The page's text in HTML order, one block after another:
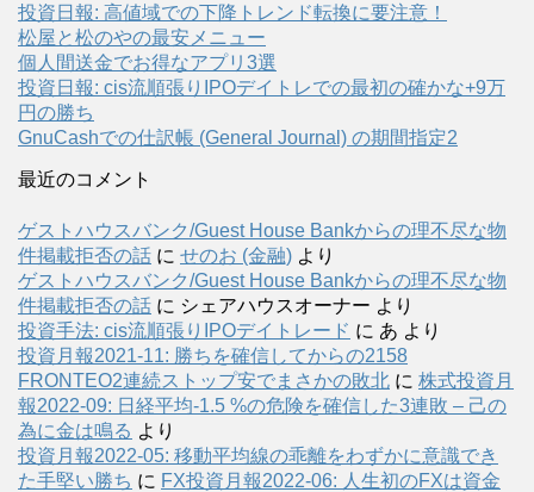
投資日報: 高値域での下降トレンド転換に要注意！
松屋と松のやの最安メニュー
個人間送金でお得なアプリ3選
投資日報: cis流順張りIPOデイトレでの最初の確かな+9万
円の勝ち
GnuCashでの仕訳帳 (General Journal) の期間指定2
最近のコメント
ゲストハウスバンク/Guest House Bankからの理不尽な物
件掲載拒否の話 に せのお (金融) より
ゲストハウスバンク/Guest House Bankからの理不尽な物
件掲載拒否の話 に シェアハウスオーナー より
投資手法: cis流順張りIPOデイトレード に あ より
投資月報2021-11: 勝ちを確信してからの2158
FRONTEO2連続ストップ安でまさかの敗北 に 株式投資月
報2022-09: 日経平均-1.5 %の危険を確信した3連敗 – 己の
為に金は鳴る より
投資月報2022-05: 移動平均線の乖離をわずかに意識でき
た手堅い勝ち に FX投資月報2022-06: 人生初のFXは資金